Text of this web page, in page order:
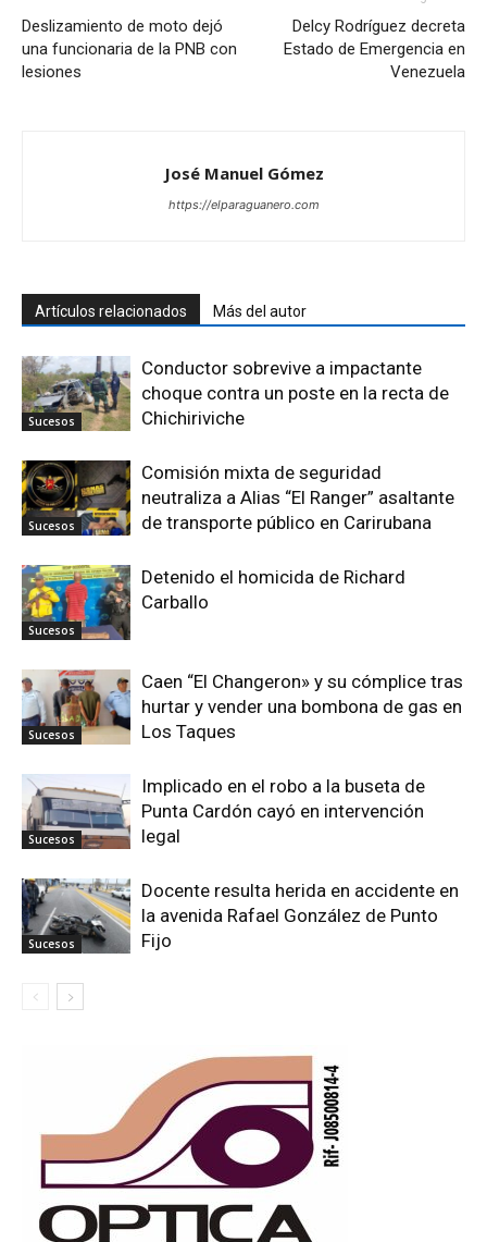
Deslizamiento de moto dejó
una funcionaria de la PNB con
lesiones
Delcy Rodríguez decreta
Estado de Emergencia en
Venezuela
José Manuel Gómez
https://elparaguanero.com
Artículos relacionados Más del autor
Sucesos
Conductor sobrevive a impactante
choque contra un poste en la recta de
Chichiriviche
Sucesos
Comisión mixta de seguridad
neutraliza a Alias “El Ranger” asaltante
de transporte público en Carirubana
Sucesos
Detenido el homicida de Richard
Carballo
Sucesos
Caen “El Changeron» y su cómplice tras
hurtar y vender una bombona de gas en
Los Taques
Sucesos
Implicado en el robo a la buseta de
Punta Cardón cayó en intervención
legal
Sucesos
Docente resulta herida en accidente en
la avenida Rafael González de Punto
Fijo